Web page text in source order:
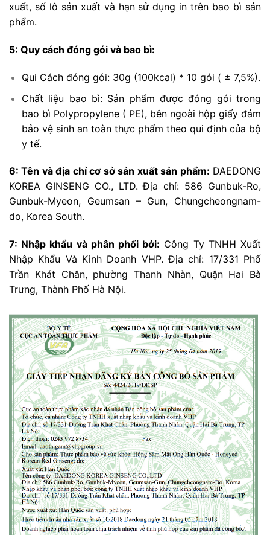
xuất, số lô sản xuất và hạn sử dụng in trên bao bì sản
phẩm.
5: Quy cách đóng gói và bao bì:
Qui Cách đóng gói: 30g (100kcal) * 10 gói ( ± 7,5%).
Chất liệu bao bì: Sản phẩm được đóng gói trong
bao bì Polypropylene ( PE), bên ngoài hộp giấy đảm
bảo vệ sinh an toàn thực phẩm theo qui định của bộ
y tế.
6: Tên và địa chỉ cơ sở sản xuất sản phẩm: DAEDONG
KOREA GINSENG CO., LTD. Địa chỉ: 586 Gunbuk-Ro,
Gunbuk-Myeon, Geumsan – Gun, Chungcheongnam-
do, Korea South.
7: Nhập khẩu và phân phối bởi: Công Ty TNHH Xuất
Nhập Khẩu Và Kinh Doanh VHP. Địa chỉ: 17/331 Phố
Trần Khát Chân, phường Thanh Nhàn, Quận Hai Bà
Trưng, Thành Phố Hà Nội.